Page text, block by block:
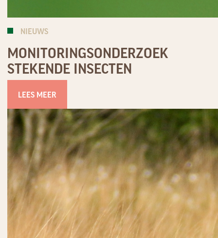
NIEUWS
MONITORINGSONDERZOEK
STEKENDE INSECTEN
LEES MEER